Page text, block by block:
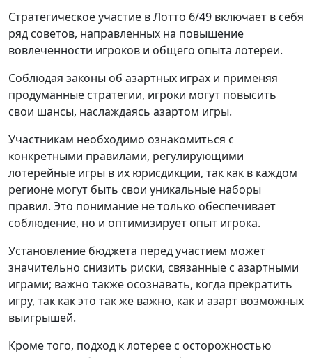
Стратегическое участие в Лотто 6/49 включает в себя
ряд советов, направленных на повышение
вовлеченности игроков и общего опыта лотереи.
Соблюдая законы об азартных играх и применяя
продуманные стратегии, игроки могут повысить
свои шансы, наслаждаясь азартом игры.
Участникам необходимо ознакомиться с
конкретными правилами, регулирующими
лотерейные игры в их юрисдикции, так как в каждом
регионе могут быть свои уникальные наборы
правил. Это понимание не только обеспечивает
соблюдение, но и оптимизирует опыт игрока.
Установление бюджета перед участием может
значительно снизить риски, связанные с азартными
играми; важно также осознавать, когда прекратить
игру, так как это так же важно, как и азарт возможных
выигрышей.
Кроме того, подход к лотерее с осторожностью